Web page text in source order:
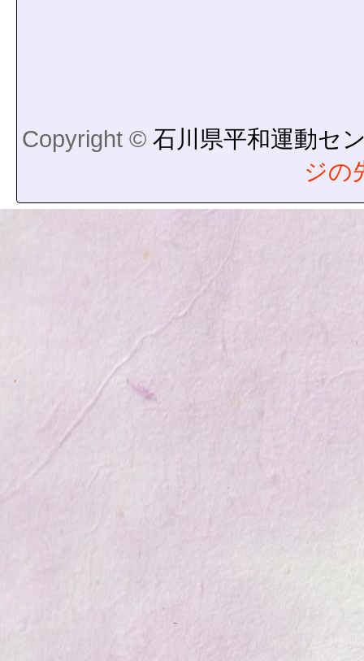
Copyright © 石川県平和運動セ
ジの